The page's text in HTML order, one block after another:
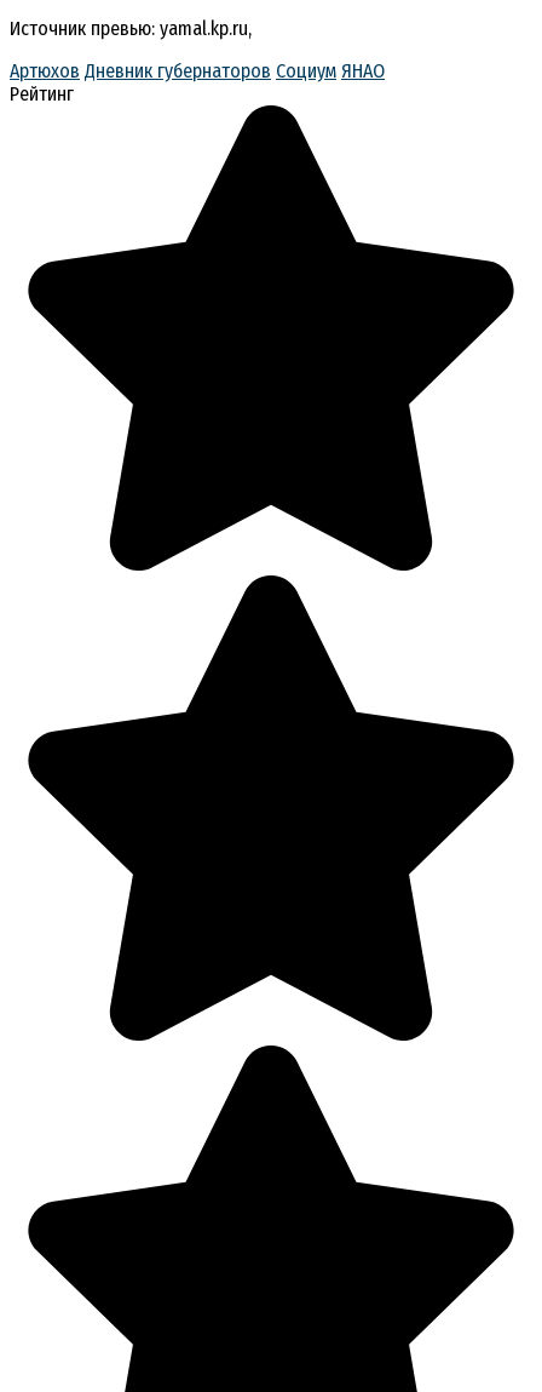
Источник превью: yamal.kp.ru,
Артюхов Дневник губернаторов Социум ЯНАО
Рейтинг